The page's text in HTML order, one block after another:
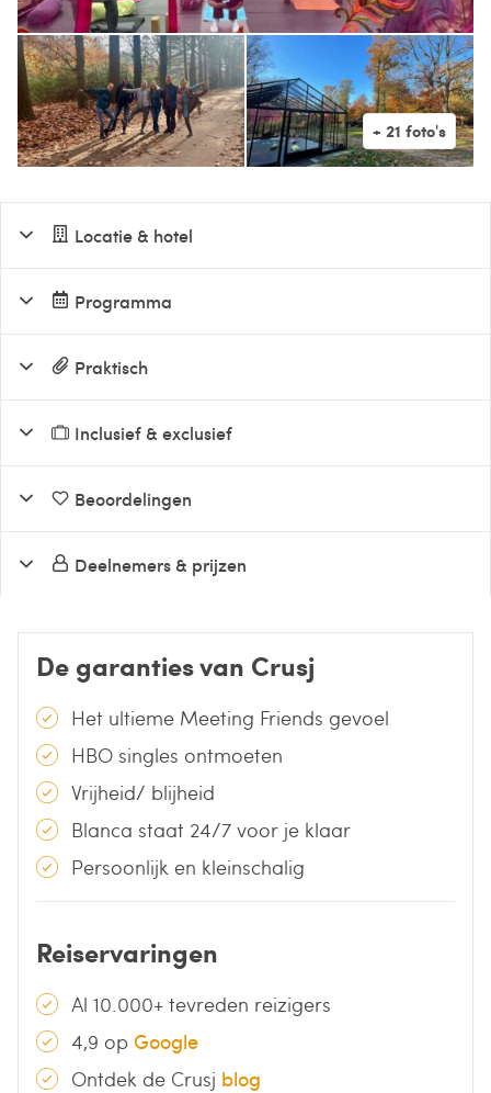
Locatie & hotel
Programma
Praktisch
Inclusief & exclusief
Beoordelingen
Deelnemers & prijzen
De garanties van Crusj
Het ultieme Meeting Friends gevoel
HBO singles ontmoeten
Vrijheid/ blijheid
Blanca staat 24/7 voor je klaar
Persoonlijk en kleinschalig
Reiservaringen
Al 10.000+ tevreden reizigers
4,9 op Google
Ontdek de Crusj blog